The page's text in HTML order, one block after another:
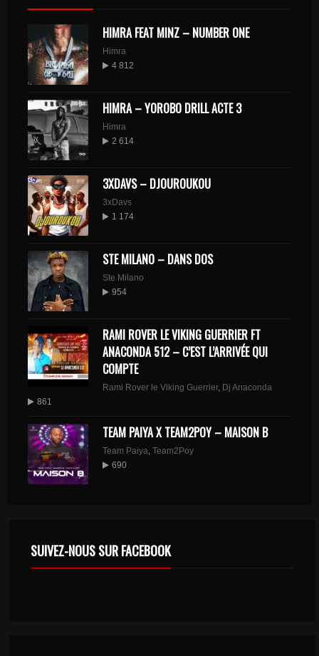
HIMRA FEAT MINZ – NUMBER ONE
Himra
4 812
HIMRA – YOROBO DRILL ACTE 3
Himra
2 614
3XDAVS – DJOUROUKOU
3xDavs
1 174
STE MILANO – DANS DOS
Ste Milano
954
RAMI ROVER LE VIKING GUERRIER FT
ANACONDA 512 – C’EST L’ARRIVÉE QUI
COMPTE
Rami Rover le Viking Guerrier, Dj Anaconda
861
TEAM PAIYA X TEAM2POY – MAISON B
Team Paiya, Team2Poy
690
SUIVEZ-NOUS SUR FACEBOOK